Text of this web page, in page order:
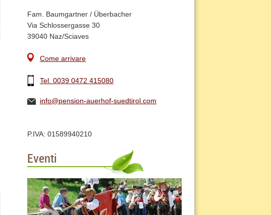
Fam. Baumgartner / Überbacher
Via Schlossergasse 30
39040 Naz/Sciaves
Come arrivare
Tel. 0039 0472 415080
info@pension-auerhof-suedtirol.com
P.IVA: 01589940210
Eventi